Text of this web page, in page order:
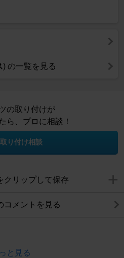
) の一覧を見る
の取り付けが
ら、プロに相談！
り付け相談
クリップして保存
コメントを見る
と見る